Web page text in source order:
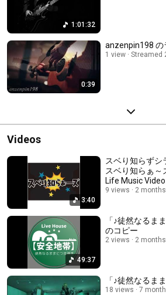
1:01:32
0:39
anzenpin198 の
1 view Streamed
Videos
3:40
スベり知らずシラズ
スベり知らぁ～
9 views 2
49:37
「♪徒然なるま
のコピー
2 views 2
「♪徒然なるま
18 views 7